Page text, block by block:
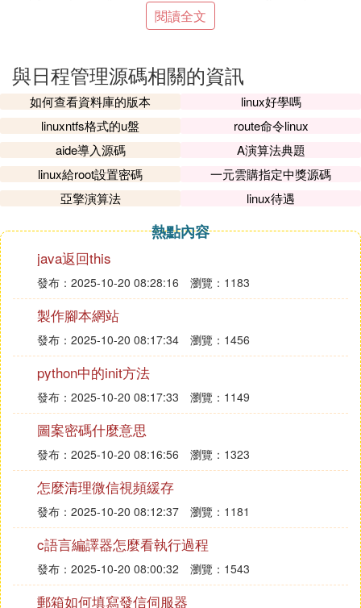
姓名性別英語成績數學成績C語言成績總分平均分
\n");}voidprinte(Node*p)/*本函數用於輸出英文*/{print
um,p->data.name,p->data.sex,p->data.egrade,p->d
ata.mgrade,p->data.cgrade,p->data.totle,p->data.av
e);}Node*Locate(Linkl,charfindmess[],charnameornu
m[])/*該函數用於定位連表中符合要求的接點，並返
回該指針*/{Node*r;if(strcmp(nameornum,"num")==
0)/*按學號查詢*/{r=l->next;while(r!=NULL){if(strcmp
(r->data.num,findmess)==0)returnr;r=r->next;}}elseif
(strcmp(nameornum,"name")==0)/*按姓名查詢*/{r=l-
>next;while(r!=NULL){if(strcmp(r->data.name,findme
ss)==0)returnr;r=r->next;}}return0;}voidAdd(Linkl)/*
增加學生*/{Node*p,*r,*s;charnum[10];r=l;s=l->next;w
hile(r->next!=NULL)r=r->next;/*將指針置於最末尾*/w
hile(1){printf("請你輸入學號(以'0'返回上一級菜單:)");
scanf("%s",num);if(strcmp(num,"0")==0)break;while
(s){if(strcmp(s->data.num,num)==0){printf("=====>
提示:學號為'%s'的學生已經存在,若要修改請你選擇'4
修改'!\n",num);printstart();printc();printe(s);printstart
();printf("\n");return;}s=s->next;}p=(Node*)malloc(siz
eof(Node));strcpy(p->data.num,num);printf("請你輸
入姓名:");scanf("%s",p->data.name);getchar()();print
f("請你輸入性別:");scanf("%s",p->data.sex);getchar()
();printf("請你輸入c語言成績:");scanf("%d",&p->data.
cgrade);getchar()();printf("請你輸入數學成績:");scanf
("%d",&p->data.mgrade);getchar();printf("請你輸入
英語成績:");scanf("%d",&p->data.egrade);getchar();
p->data.totle=p->data.egrade+p->data.cgrade+p->d
ata.mgrade;p->data.ave=p->data.totle/3;/*信息輸入
閱讀全文
與日程管理源碼相關的資訊
如何查看資料庫的版本
linux好學嗎
linuxntfs格式的u盤
route命令linux
aide導入源碼
A演算法典題
linux給root設置密碼
一元雲購指定中獎源碼
亞擎演算法
linux待遇
熱點內容
java返回this
發布：2025-10-20 08:28:16 瀏覽：1183
製作腳本網站
發布：2025-10-20 08:17:34 瀏覽：1456
python中的init方法
發布：2025-10-20 08:17:33 瀏覽：1149
圖案密碼什麼意思
發布：2025-10-20 08:16:56 瀏覽：1323
怎麼清理微信視頻緩存
發布：2025-10-20 08:12:37 瀏覽：1181
c語言編譯器怎麼看執行過程
發布：2025-10-20 08:00:32 瀏覽：1543
郵箱如何填寫發信伺服器